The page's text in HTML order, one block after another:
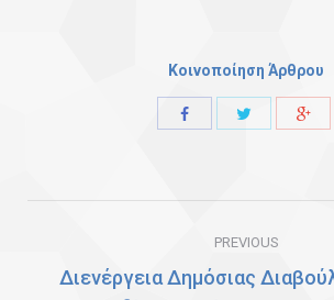
Κοινοποίηση Άρθρου
PREVIOUS
Διενέργεια Δημόσιας